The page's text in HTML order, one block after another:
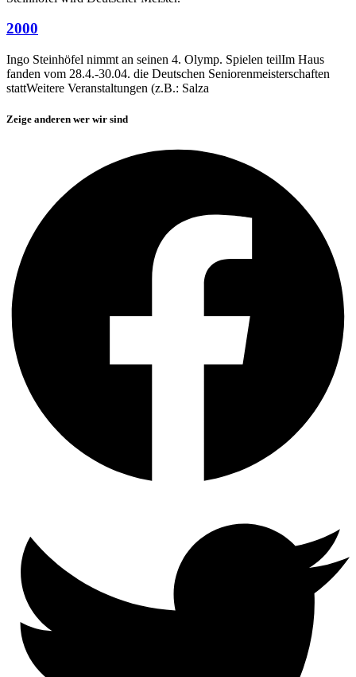
2000
Ingo Steinhöfel nimmt an seinen 4. Olymp. Spielen teilIm Haus
fanden vom 28.4.-30.04. die Deutschen Seniorenmeisterschaften
stattWeitere Veranstaltungen (z.B.: Salza
Zeige anderen wer wir sind